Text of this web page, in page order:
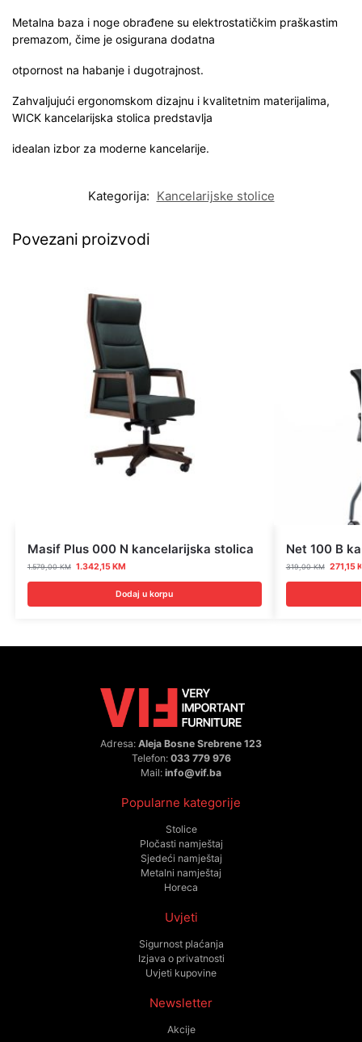
Metalna baza i noge obrađene su elektrostatičkim praškastim
premazom, čime je osigurana dodatna
otpornost na habanje i dugotrajnost.
Zahvaljujući ergonomskom dizajnu i kvalitetnim materijalima,
WICK kancelarijska stolica predstavlja
idealan izbor za moderne kancelarije.
Kategorija: Kancelarijske stolice
Povezani proizvodi
Masif Plus 000 N kancelarijska stolica
1.579,00KM 1.342,15KM
Dodaj u korpu
Net 100 B
319,00KM 271,15
Adresa: Aleja Bosne Srebrene 123
Telefon: 033 779 976
Mail: info@vif.ba
Popularne kategorije
Stolice
Pločasti namještaj
Sjedeći namještaj
Metalni namještaj
Horeca
Uvjeti
Sigurnost plaćanja
Izjava o privatnosti
Uvjeti kupovine
Newsletter
Akcije